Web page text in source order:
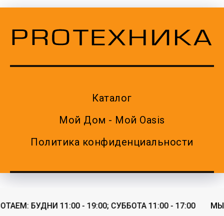
Каталог
Мой Дом - Мой Oasis
Политика конфиденциальности
БУДНИ 11:00 - 19:00; СУББОТА 11:00 - 17:00 МЫ